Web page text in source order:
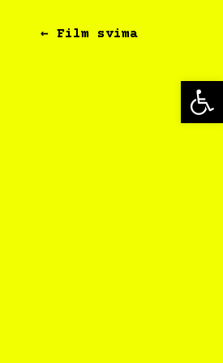
← Film svima